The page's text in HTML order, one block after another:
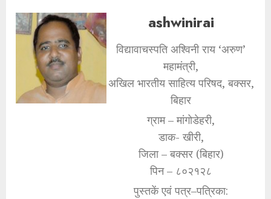
ashwinirai
विद्यावाचस्पति अश्विनी राय ‘अरुण’
महामंत्री,
अखिल भारतीय साहित्य परिषद, बक्सर,
बिहार
ग्राम – मांगोडेहरी,
डाक- खीरी,
जिला – बक्सर (बिहार)
पिन – ८०२१२८
पुस्तकें एवं पत्र–पत्रिका: